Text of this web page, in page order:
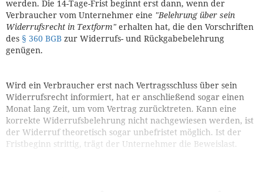
werden. Die 14-Tage-Frist beginnt erst dann, wenn der
Verbraucher vom Unternehmer eine "Belehrung über sein
Widerrufsrecht in Textform" erhalten hat, die den Vorschriften
des § 360 BGB zur Widerrufs- und Rückgabebelehrung
genügen.
Wird ein Verbraucher erst nach Vertragsschluss über sein
Widerrufsrecht informiert, hat er anschließend sogar einen
Monat lang Zeit, um vom Vertrag zurücktreten. Kann eine
korrekte Widerrufsbelehrung nicht nachgewiesen werden, ist
der Widerruf theoretisch sogar unbefristet möglich. Ist der
Fristbeginn strittig, trägt der Unternehmer die Beweislast.